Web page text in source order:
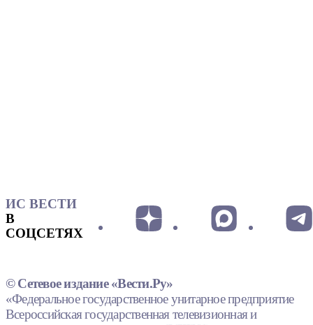
ИС ВЕСТИ
В
СОЦСЕТЯХ
© Сетевое издание «Вести.Ру»
«Федеральное государственное унитарное предприятие
Всероссийская государственная телевизионная и